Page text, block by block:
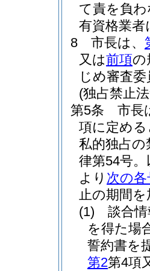
て責を負
有資格業
8
市長は、
又は前項の
じめ審査
(独占禁止
第5条
市長
項に定め
私的独占
律第54号
より 次の各
止の期間
(1)
談合
を得た場
誓約書を
第2第4項